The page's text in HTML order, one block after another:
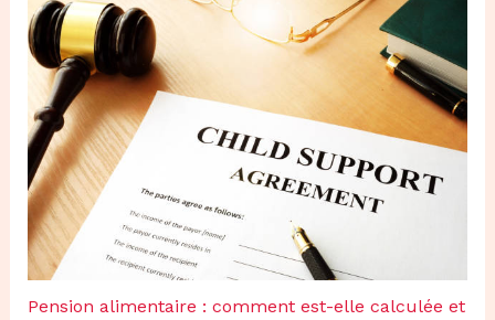
Pension alimentaire : comment est-elle calculée et